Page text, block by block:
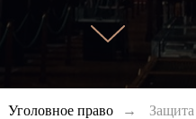
Уголовное право →